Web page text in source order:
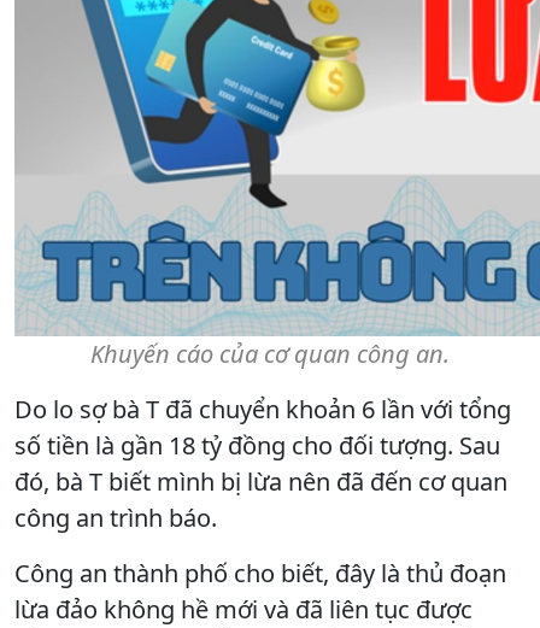
Khuyến cáo của cơ quan công an.
Do lo sợ bà T đã chuyển khoản 6 lần với tổng
số tiền là gần 18 tỷ đồng cho đối tượng. Sau
đó, bà T biết mình bị lừa nên đã đến cơ quan
công an trình báo.
Công an thành phố cho biết, đây là thủ đoạn
lừa đảo không hề mới và đã liên tục được